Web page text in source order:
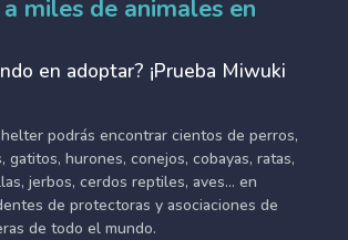
miles de animales en
en adoptar? ¡Prueba Miwuki
podrás encontrar cientos de perros,
gatitos, hurones, conejos, cobayas, ratas,
jerbos, cerdos reptiles, aves... en
de protectoras y asociaciones de
de todo el mundo.